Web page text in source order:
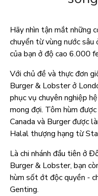
Hãy nhìn tận mắt những
chuyển từ vùng nước
của bạn ở độ cao 6.000
Với chủ đề và thực đơn
Burger & Lobster ở
phục vụ chuyên nghiệp
mong đợi. Tôm hùm
Canada và Burger được
Halal thượng hạng từ
Là chi nhánh đầu tiên ở
Burger & Lobster, bạn
hùm sốt ớt độc quyền -
Genting.